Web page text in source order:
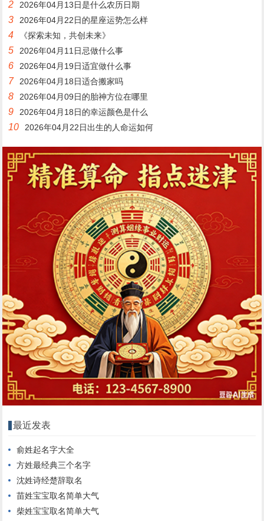
2 2026年04月13日是什么农历日期
3 2026年04月22日的星座运势怎么样
4 《探索未知，共创未来》
5 2026年04月11日忌做什么事
6 2026年04月19日适宜做什么事
7 2026年04月18日适合搬家吗
8 2026年04月09日的胎神方位在哪里
9 2026年04月18日的幸运颜色是什么
10 2026年04月22日出生的人命运如何
最近发表
俞姓起名字大全
方姓最经典三个名字
沈姓诗经楚辞取名
苗姓宝宝取名简单大气
柴姓宝宝取名简单大气